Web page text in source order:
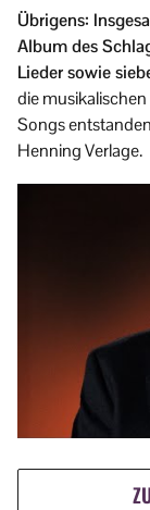
Übrigens:
Album des
Lieder sowie
die musikalischen
Songs
Henning Verlage.